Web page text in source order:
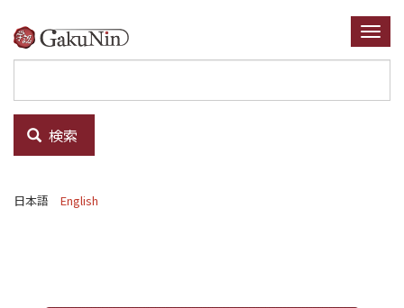
イ
ン
ン
テ
ツ
検索
日本語 English